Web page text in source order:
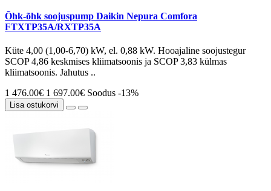
Õhk-õhk soojuspump Daikin Nepura Comfora
FTXTP35A/RXTP35A
Küte 4,00 (1,00-6,70) kW, el. 0,88 kW. Hooajaline soojustegur
SCOP 4,86 keskmises kliimatsoonis ja SCOP 3,83 külmas
kliimatsoonis. Jahutus ..
1 476.00€ 1 697.00€ Soodus -13%
Lisa ostukorvi